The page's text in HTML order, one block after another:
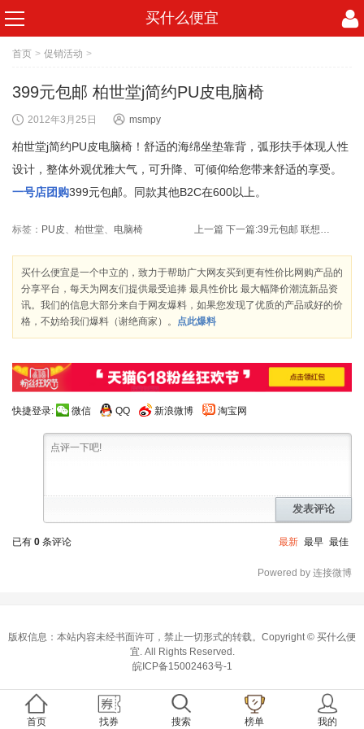
买什么便宜
首页 > 促销活动 >
399元包邮 柏世堂j简约PU皮电脑椅
2012年3月25日 msmpy
柏世堂j简约PU皮电脑椅！舒适的海绵坐垫靠背，弧形扶手体现人性
设计，整体外观优雅大气，可升降、可倾仰给您带来舒适的享受。
一号店团购399元包邮。同款其他B2C在600以上。
标签： PU皮、 柏世堂、 电脑椅 上一篇 下一篇: 39元包邮 联想商务手提（时尚版）适合14寸及以下笔记本
买什么便宜是一个中立的，致力于帮助广大网友买到更有性价比网购产品的
分享平台，每天为网友们提供最受追捧 最具性价比 最大幅降价潮流新品资
讯。我们的信息大部分来自于网友爆料，如果您发现了优质的产品或好的价
格，不妨给我们爆料（谢绝商家）。 点此爆料
快捷登录: 微信 QQ 新浪微博 淘宝网
发表评论
已有 0 条评论 最新 最早 最佳
Powered by 连接微博
版权信息：本站内容未经书面许可，禁止一切形式的转载。Copyright © 买什么便
宜 . All Rights Reserved.
皖ICP备15002463号-1
首页 找券 搜索 榜单 我的